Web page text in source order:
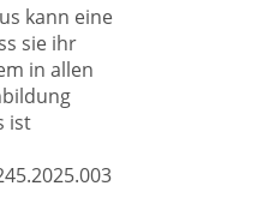
kann eine
sie ihr
in allen
ist